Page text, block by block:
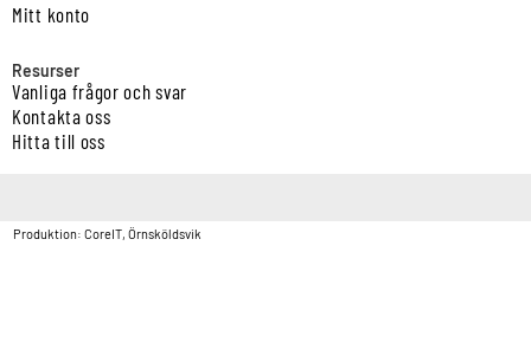
Mitt konto
Resurser
Vanliga frågor och svar
Kontakta oss
Hitta till oss
Produktion: CoreIT, Örnsköldsvik